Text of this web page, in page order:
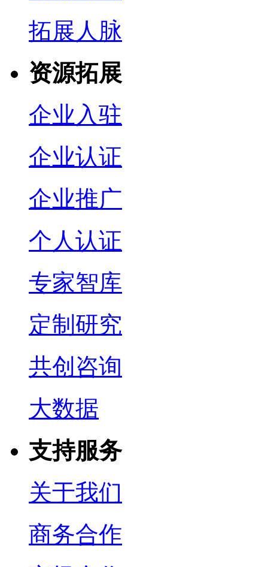
拓展人脉
资源拓展
企业入驻
企业认证
企业推广
个人认证
专家智库
定制研究
共创咨询
大数据
支持服务
关于我们
商务合作